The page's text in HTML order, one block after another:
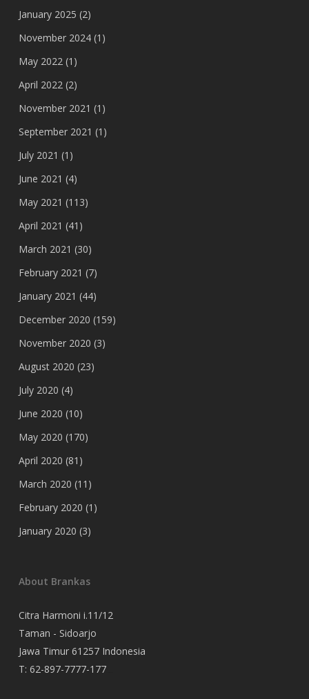
January 2025 (2)
November 2024(1)
May 2022(1)
April 2022(2)
November 2021 (1)
September 2021 (1)
July 2021 (1)
June 2021 (4)
May 2021 (113)
April 2021 (41)
March 2021 (30)
February 2021 (7)
January 2021 (44)
December 2020 (159)
November 2020 (3)
August 2020 (23)
July 2020 (4)
June 2020 (10)
May 2020 (170)
April 2020 (81)
March 2020 (11)
February 2020 (1)
January 2020 (3)
About Brankas
Citra Harmoni i.11/12
Taman - Sidoarjo
Jawa Timur 61257 Indonesia
T: 62-897-7777-177